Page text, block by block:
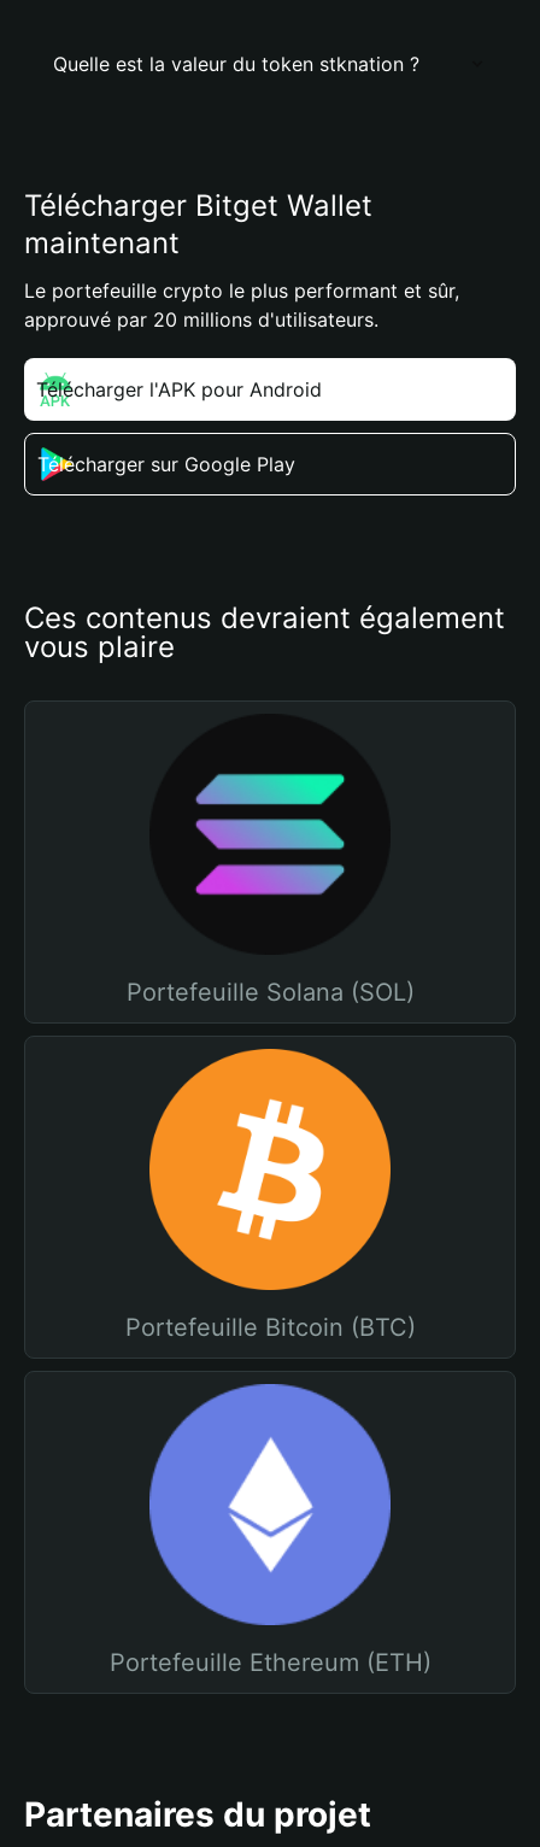
Quelle est la valeur du token stknation ?
Télécharger Bitget Wallet
maintenant
Le portefeuille crypto le plus performant et sûr,
approuvé par 20 millions d'utilisateurs.
Télécharger l'APK pour Android
Télécharger sur Google Play
Ces contenus devraient également
vous plaire
Portefeuille Solana (SOL)
Portefeuille Bitcoin (BTC)
Portefeuille Ethereum (ETH)
Partenaires du projet